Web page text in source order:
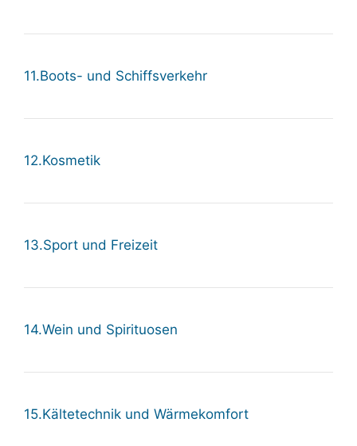
11.Boots- und Schiffsverkehr
12.Kosmetik
13.Sport und Freizeit
14.Wein und Spirituosen
15.Kältetechnik und Wärmekomfort